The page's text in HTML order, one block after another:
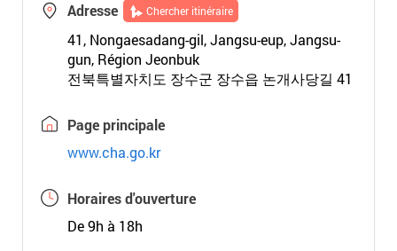
Adresse Chercher itinéraire
41, Nongaesadang-gil, Jangsu-eup, Jangsu-
gun, Région Jeonbuk
전북특별자치도 장수군 장수읍 논개사당길 41
Page principale
www.cha.go.kr
Horaires d'ouverture
De 9h à 18h